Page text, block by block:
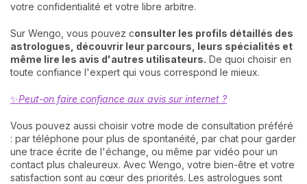
votre confidentialité et votre libre arbitre.
Sur Wengo, vous pouvez consulter les profils détaillés des
astrologues , découvrir leur parcours, leurs spécialités et
même lire les avis d'autres utilisateurs. De quoi choisir en
toute confiance l'expert qui vous correspond le mieux.
✨Peut-on faire confiance aux avis sur internet ?
Vous pouvez aussi choisir votre mode de consultation préféré
: par téléphone pour plus de spontanéité, par chat pour garder
une trace écrite de l'échange, ou même par vidéo pour un
contact plus chaleureux. Avec Wengo, votre bien-être et votre
satisfaction sont au cœur des priorités. Les astrologues sont